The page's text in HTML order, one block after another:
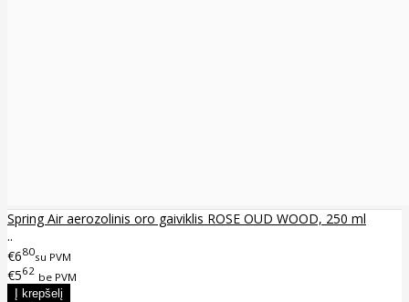
Spring Air aerozolinis oro gaiviklis ROSE OUD WOOD, 250 ml
..
€680su PVM
€562 be PVM